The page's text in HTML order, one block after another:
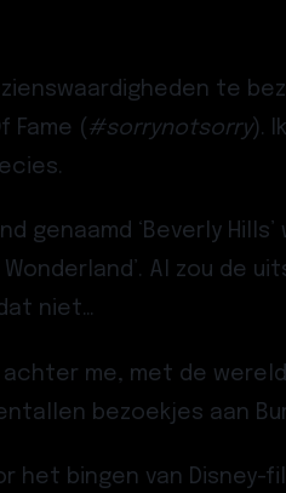
te
Fame ( #sorrynotsorry).
genaamd ‘Beverly
Al zou
niet…
me, met de
bezoekjes aan
bingen van Disney-